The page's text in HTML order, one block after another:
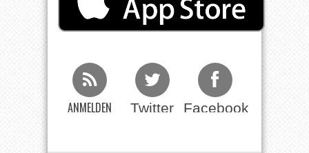
ANMELDEN Twitter Facebook